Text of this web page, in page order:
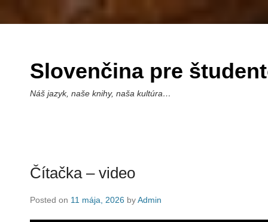
Slovenčina pre
Náš jazyk, naše knihy, naša kultúra…
Čítačka – video
Posted on 11 mája, 2026 byAdmin